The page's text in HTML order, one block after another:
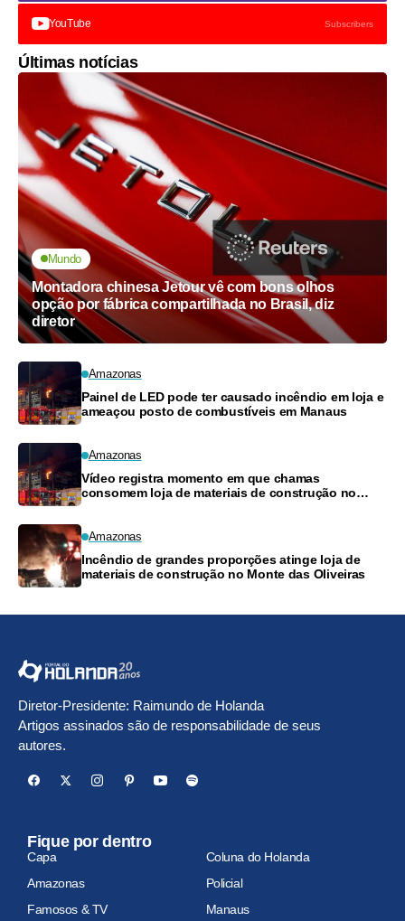
YouTube Subscribers
Últimas notícias
Mundo
Montadora chinesa Jetour vê com bons olhos
opção por fábrica compartilhada no Brasil, diz
diretor
Amazonas
Painel de LED pode ter causado incêndio em loja e
ameaçou posto de combustíveis em Manaus
Amazonas
Vídeo registra momento em que chamas
consomem loja de materiais de construção no
Amazonas
Incêndio de grandes proporções atinge loja de
materiais de construção no Monte das Oliveiras
Diretor-Presidente: Raimundo de Holanda
Artigos assinados são de responsabilidade de seus
autores.
Fique por dentro
Capa
Coluna do Holanda
Amazonas
Policial
Famosos & TV
Manaus